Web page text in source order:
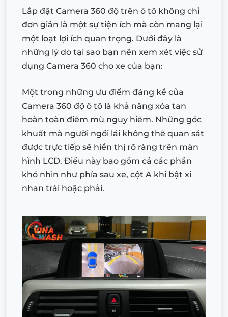
Lắp đặt Camera 360 độ trên ô tô không chỉ
đơn giản là một sự tiện ích mà còn mang lại
một loạt lợi ích quan trọng. Dưới đây là
những lý do tại sao bạn nên xem xét việc sử
dụng Camera 360 cho xe của bạn:
Một trong những ưu điểm đáng kể của
Camera 360 độ ô tô là khả năng xóa tan
hoàn toàn điểm mù nguy hiểm. Những góc
khuất mà người ngồi lái không thể quan sát
được trực tiếp sẽ hiển thị rõ ràng trên màn
hình LCD. Điều này bao gồm cả các phần
khó nhìn như phía sau xe, cột A khi bật xi
nhan trái hoặc phải.